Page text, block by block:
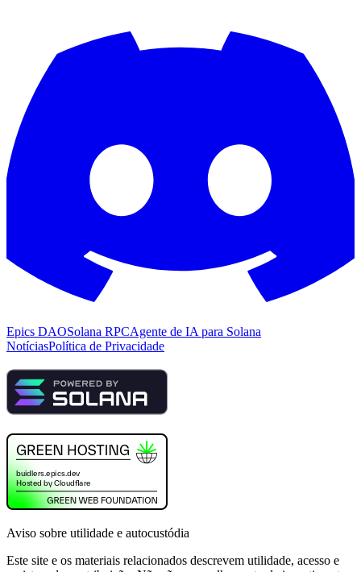
Epics DAOSolana RPCAgente de IA para Solana
NotíciasPolítica de Privacidade
Aviso sobre utilidade e autocustódia
Este site e os materiais relacionados descrevem utilidade, acesso e